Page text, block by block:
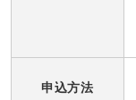
申込方法